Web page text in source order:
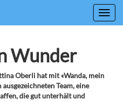
Wunder
Oberli hat mit «Wanda, mein
Team, eine
die gut unterhält und